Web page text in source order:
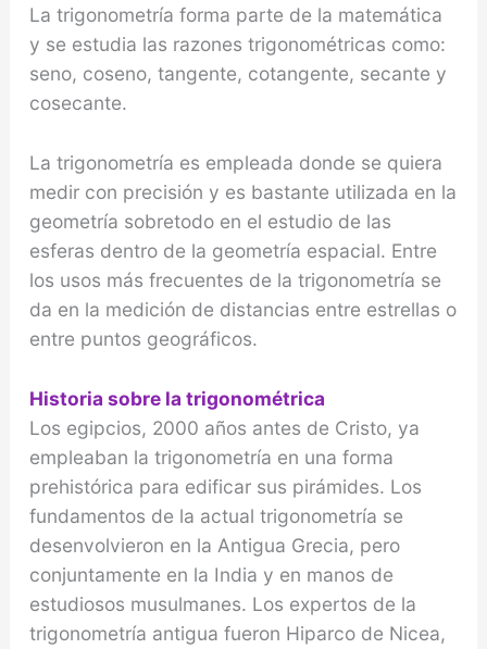
La trigonometría forma parte de la matemática
y se estudia las razones trigonométricas como:
seno, coseno, tangente, cotangente, secante y
cosecante.
La trigonometría es empleada donde se quiera
medir con precisión y es bastante utilizada en la
geometría sobretodo en el estudio de las
esferas dentro de la geometría espacial. Entre
los usos más frecuentes de la trigonometría se
da en la medición de distancias entre estrellas o
entre puntos geográficos.
Historia sobre la trigonométrica
Los egipcios, 2000 años antes de Cristo, ya
empleaban la trigonometría en una forma
prehistórica para edificar sus pirámides. Los
fundamentos de la actual trigonometría se
desenvolvieron en la Antigua Grecia, pero
conjuntamente en la India y en manos de
estudiosos musulmanes. Los expertos de la
trigonometría antigua fueron Hiparco de Nicea,